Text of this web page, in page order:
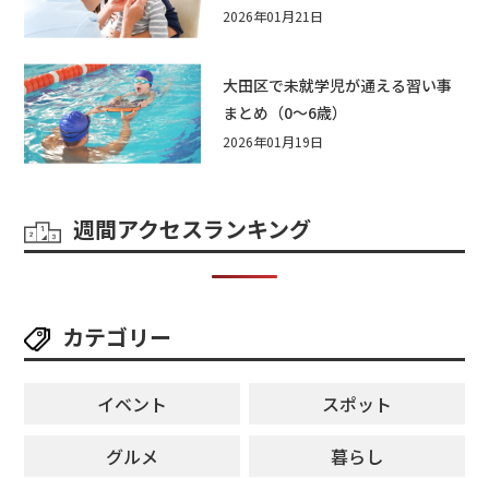
2026年01月21日
大田区で未就学児が通える習い事
まとめ（0〜6歳）
2026年01月19日
週間アクセスランキング
カテゴリー
イベント
スポット
グルメ
暮らし